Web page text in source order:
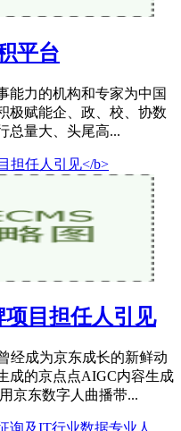
平台
能力的机构和专家为中国
极赋能企、政、校、协数
总量大、头尾高...
目担任人引见
经成为京东成长的新鲜动
成的京点点AIGC内容生成
京东数字人曲播带...